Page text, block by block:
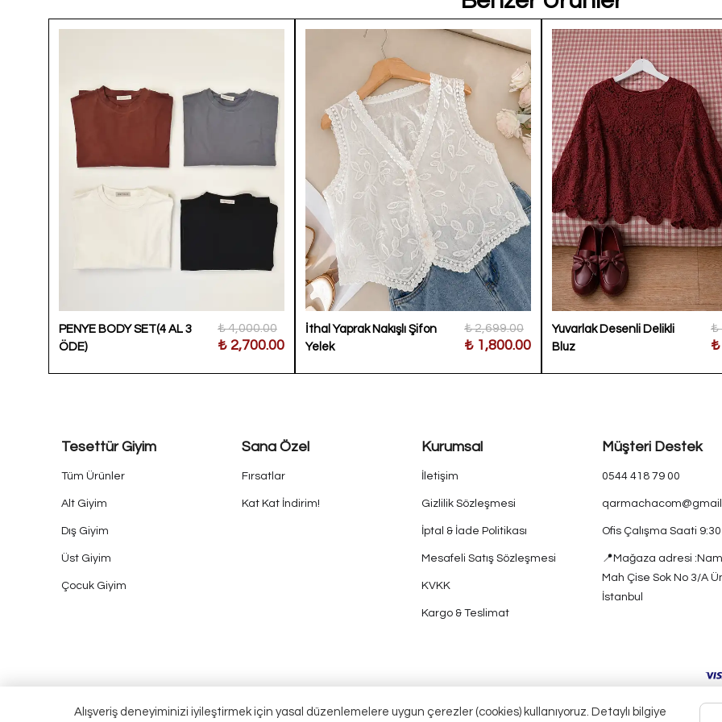
Alışveriş deneyiminizi iyileştirmek için yasal düzenlemelere uygun çerezler (cookies) kullanıyoruz. Detaylı bilgiye
PENYE BODY SET(4 AL 3
ÖDE)
₺ 4,000.00
₺ 2,700.00
İthal Yaprak Nakışlı Şifon
Yelek
₺ 2,699.00
₺ 1,800.00
Yuvarlak Desenli Delikli
Bluz
₺
₺
Tesettür Giyim
Tüm Ürünler
Alt Giyim
Dış Giyim
Üst Giyim
Çocuk Giyim
Sana Özel
Fırsatlar
Kat Kat İndirim!
Kurumsal
İletişim
Gizlilik Sözleşmesi
İptal & İade Politikası
Mesafeli Satış Sözleşmesi
KVKK
Kargo & Teslimat
Müşteri Destek
0544 418 79 00
Ofis Çalışma Saati
📍Mağaza adresi
Mah Çise Sok No 3/A
İstanbul